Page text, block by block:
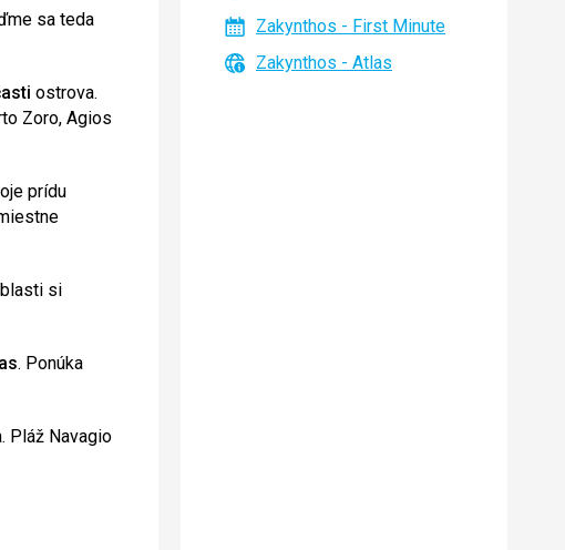
sa teda
ostrova.
Zoro, Agios
prídu
si
. Ponúka
Pláž Navagio
Zakynthos - First Minute
Zakynthos - Atlas